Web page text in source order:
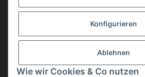
Konfigurieren
Ablehnen
Wie wir Cookies & Co nutzen
Vertrag widerrufen